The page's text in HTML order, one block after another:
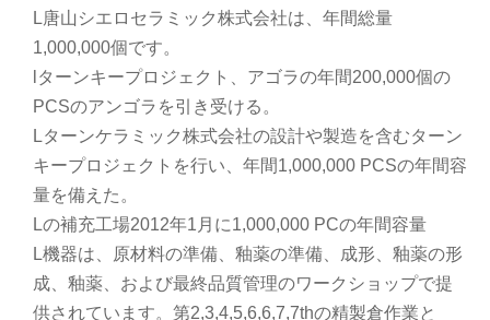
L唐山シエロセラミック株式会社は、年間総量
1,000,000個です。
lターンキープロジェクト、アゴラの年間200,000個の
PCSのアンゴラを引き受ける。
Lターンケラミック株式会社の設計や製造を含むターン
キープロジェクトを行い、年間1,000,000 PCSの年間容
量を備えた。
Lの補充工場2012年1月に1,000,000 PCの年間容量
L機器は、原材料の準備、釉薬の準備、成形、釉薬の形
成、釉薬、および最終品質管理のワークショップで提
供されています。第2,3,4,5,6,6,7,7thの精製倉作業と